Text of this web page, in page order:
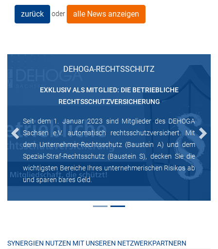
zurück oder alle News anzeigen
DEHOGA-RECHTSSCHUTZ
EXKLUSIV ALS MITGLIED: DIE BETRIEBLICHE
RECHTSSCHUTZVERSICHERUNG
Seit dem 1. Januar 2023 sind Mitglieder des DEHOGA
Sachsen e.V. automatisch rechtsschutzversichert. Mit
dem Unternehmer-Rechtsschutz (Baustein A) und dem
Spezial-Straf-Rechtsschutz (Baustein S), decken Sie die
wichtigsten Bereiche Ihres unternehmerischen Risikos ab
und sparen bares Geld.
Previous Next
SYNERGIEN NUTZEN MIT UNSEREN NETZWERKPARTNERN